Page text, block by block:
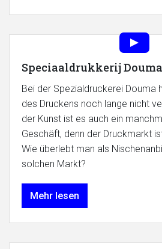
Speciaaldrukkerij Douma
Bei der Spezialdruckerei Douma
des Druckens noch lange nicht
der Kunst ist es auch ein
Geschäft, denn der Druckmarkt
Wie überlebt man als
solchen Markt?
Mehr lesen